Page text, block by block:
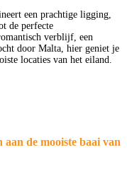
een prachtige ligging,
de perfecte
verblijf, een
door Malta, hier geniet je
locaties van het eiland.
de mooiste baai van